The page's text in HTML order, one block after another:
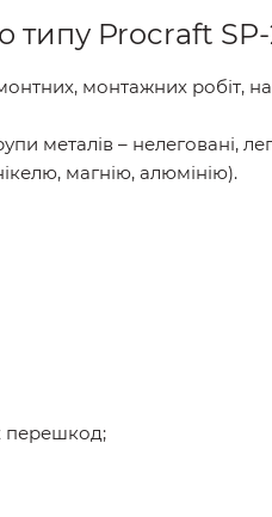
типу Procraft
монтажних робіт,
металів – нелеговані,
магнію, алюмінію).
перешкод;